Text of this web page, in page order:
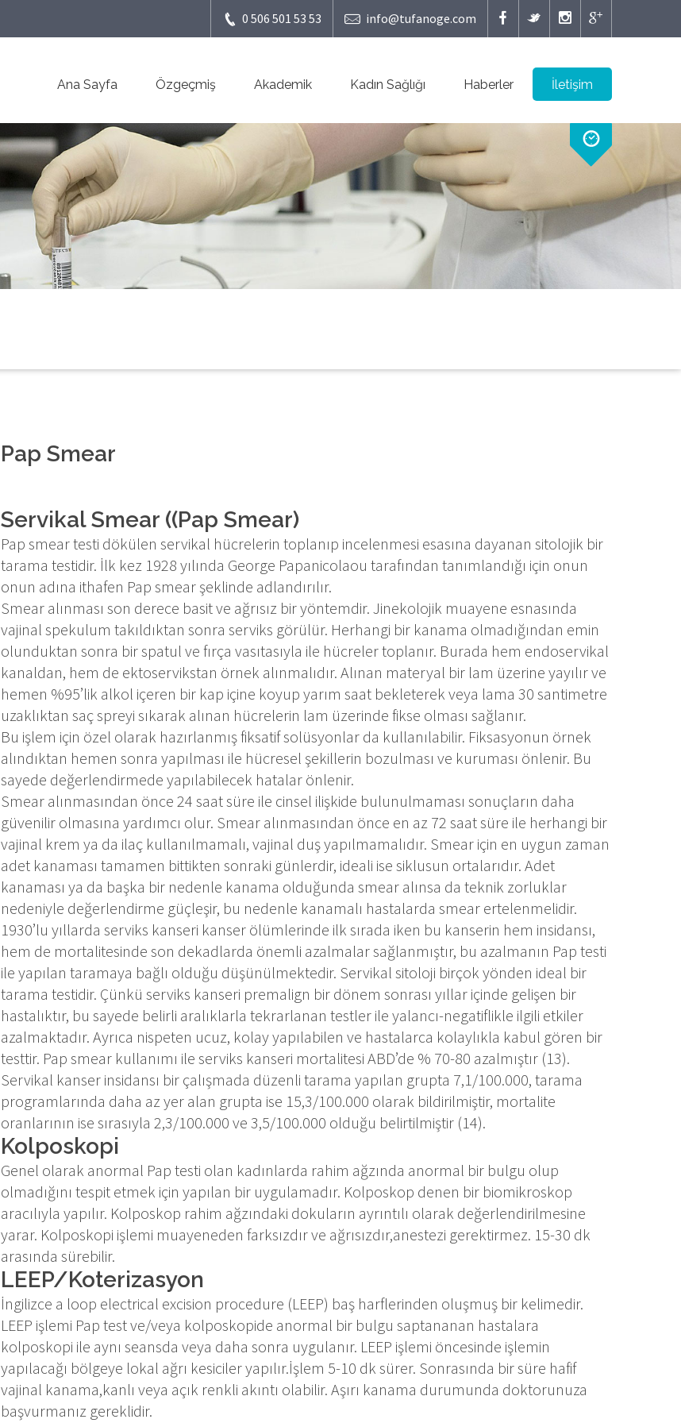
0 506 501 53 53 info@tufanoge.com
Ana Sayfa Özgeçmiş Akademik Kadın Sağlığı Haberler İletişim
Pap Smear
Servikal Smear ((Pap Smear)
Pap smear testi dökülen servikal hücrelerin toplanıp incelenmesi esasına dayanan sitolojik bir
tarama testidir. İlk kez 1928 yılında George Papanicolaou tarafından tanımlandığı için onun
onun adına ithafen Pap smear şeklinde adlandırılır.
Smear alınması son derece basit ve ağrısız bir yöntemdir. Jinekolojik muayene esnasında
vajinal spekulum takıldıktan sonra serviks görülür. Herhangi bir kanama olmadığından emin
olunduktan sonra bir spatul ve fırça vasıtasıyla ile hücreler toplanır. Burada hem endoservikal
kanaldan, hem de ektoservikstan örnek alınmalıdır. Alınan materyal bir lam üzerine yayılır ve
hemen %95’lik alkol içeren bir kap içine koyup yarım saat bekleterek veya lama 30 santimetre
uzaklıktan saç spreyi sıkarak alınan hücrelerin lam üzerinde fikse olması sağlanır.
Bu işlem için özel olarak hazırlanmış fiksatif solüsyonlar da kullanılabilir. Fiksasyonun örnek
alındıktan hemen sonra yapılması ile hücresel şekillerin bozulması ve kuruması önlenir. Bu
sayede değerlendirmede yapılabilecek hatalar önlenir.
Smear alınmasından önce 24 saat süre ile cinsel ilişkide bulunulmaması sonuçların daha
güvenilir olmasına yardımcı olur. Smear alınmasından önce en az 72 saat süre ile herhangi bir
vajinal krem ya da ilaç kullanılmamalı, vajinal duş yapılmamalıdır. Smear için en uygun zaman
adet kanaması tamamen bittikten sonraki günlerdir, ideali ise siklusun ortalarıdır. Adet
kanaması ya da başka bir nedenle kanama olduğunda smear alınsa da teknik zorluklar
nedeniyle değerlendirme güçleşir, bu nedenle kanamalı hastalarda smear ertelenmelidir.
1930’lu yıllarda serviks kanseri kanser ölümlerinde ilk sırada iken bu kanserin hem insidansı,
hem de mortalitesinde son dekadlarda önemli azalmalar sağlanmıştır, bu azalmanın Pap testi
ile yapılan taramaya bağlı olduğu düşünülmektedir. Servikal sitoloji birçok yönden ideal bir
tarama testidir. Çünkü serviks kanseri premalign bir dönem sonrası yıllar içinde gelişen bir
hastalıktır, bu sayede belirli aralıklarla tekrarlanan testler ile yalancı-negatiflikle ilgili etkiler
azalmaktadır. Ayrıca nispeten ucuz, kolay yapılabilen ve hastalarca kolaylıkla kabul gören bir
testtir. Pap smear kullanımı ile serviks kanseri mortalitesi ABD’de % 70-80 azalmıştır (13).
Servikal kanser insidansı bir çalışmada düzenli tarama yapılan grupta 7,1/100.000, tarama
programlarında daha az yer alan grupta ise 15,3/100.000 olarak bildirilmiştir, mortalite
oranlarının ise sırasıyla 2,3/100.000 ve 3,5/100.000 olduğu belirtilmiştir (14).
Kolposkopi
Genel olarak anormal Pap testi olan kadınlarda rahim ağzında anormal bir bulgu olup
olmadığını tespit etmek için yapılan bir uygulamadır. Kolposkop denen bir biomikroskop
aracılıyla yapılır. Kolposkop rahim ağzındaki dokuların ayrıntılı olarak değerlendirilmesine
yarar. Kolposkopi işlemi muayeneden farksızdır ve ağrısızdır,anestezi gerektirmez. 15-30 dk
arasında sürebilir.
LEEP/Koterizasyon
İngilizce a loop electrical excision procedure (LEEP) baş harflerinden oluşmuş bir kelimedir.
LEEP işlemi Pap test ve/veya kolposkopide anormal bir bulgu saptananan hastalara
kolposkopi ile aynı seansda veya daha sonra uygulanır. LEEP işlemi öncesinde işlemin
yapılacağı bölgeye lokal ağrı kesiciler yapılır.İşlem 5-10 dk sürer. Sonrasında bir süre hafif
vajinal kanama,kanlı veya açık renkli akıntı olabilir. Aşırı kanama durumunda doktorunuza
başvurmanız gereklidir.